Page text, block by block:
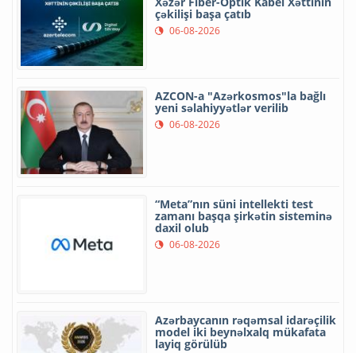
çəkilişi başa çatıb
06-08-2026
AZCON-a "Azərkosmos"la bağlı
yeni səlahiyyətlər verilib
06-08-2026
“Meta”nın süni intellekti test
zamanı başqa şirkətin sisteminə
daxil olub
06-08-2026
Azərbaycanın rəqəmsal idarəçilik
model iki beynəlxalq mükafata
layiq görülüb